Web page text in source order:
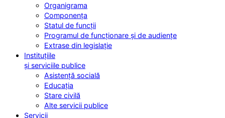
Organigrama
Componența
Statul de funcții
Programul de funcționare și de audiențe
Extrase din legislație
Instituțiile
și serviciile publice
Asistență socială
Educația
Stare civilă
Alte servicii publice
Servicii